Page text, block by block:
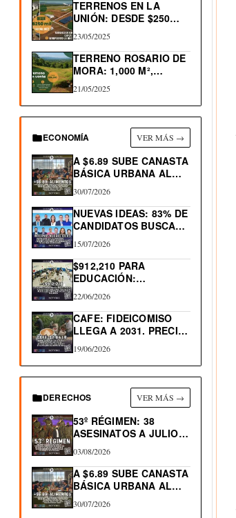
TERRENOS EN LA
UNIÓN: DESDE $250
MIL…
23/05/2025
TERRENO ROSARIO DE
MORA: 1,000 M²,
NACIMIENTO…
21/05/2025
ECONOMÍA VER MÁS →
A $6.89 SUBE CANASTA
BÁSICA URBANA AL…
30/07/2026
NUEVAS IDEAS: 83% DE
CANDIDATOS BUSCAN
RE-ELECCIÓN…
15/07/2026
$912,210 PARA
EDUCACIÓN:
PROGRAMA
TRAYECTORIAS
EDUCATIVAS
COMPLEJAS
22/06/2026
CAFE: FIDEICOMISO
LLEGA A 2031. PRECIO
LIBRA…
19/06/2026
DERECHOS VER MÁS →
53º RÉGIMEN: 38
ASESINATOS A JULIO
2026.…
03/08/2026
A $6.89 SUBE CANASTA
BÁSICA URBANA AL…
30/07/2026